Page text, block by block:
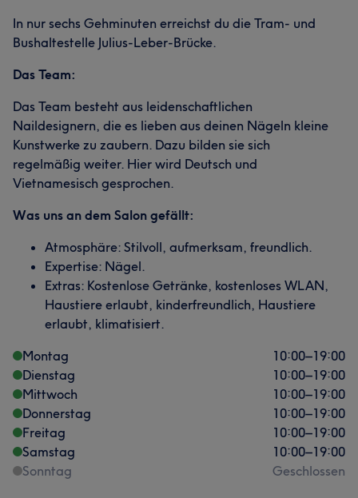
In nur sechs Gehminuten erreichst du die Tram- und
Bushaltestelle Julius-Leber-Brücke.
Das Team:
Das Team besteht aus leidenschaftlichen
Naildesignern, die es lieben aus deinen Nägeln kleine
Kunstwerke zu zaubern. Dazu bilden sie sich
regelmäßig weiter. Hier wird Deutsch und
Vietnamesisch gesprochen.
Was uns an dem Salon gefällt:
Atmosphäre: Stilvoll, aufmerksam, freundlich.
Expertise: Nägel.
Extras: Kostenlose Getränke, kostenloses WLAN,
Haustiere erlaubt, kinderfreundlich, Haustiere
erlaubt, klimatisiert.
Montag
10:00–19:00
Dienstag
10:00–19:00
Mittwoch
10:00–19:00
Donnerstag
10:00–19:00
Freitag
10:00–19:00
Samstag
10:00–19:00
Sonntag
Geschlossen